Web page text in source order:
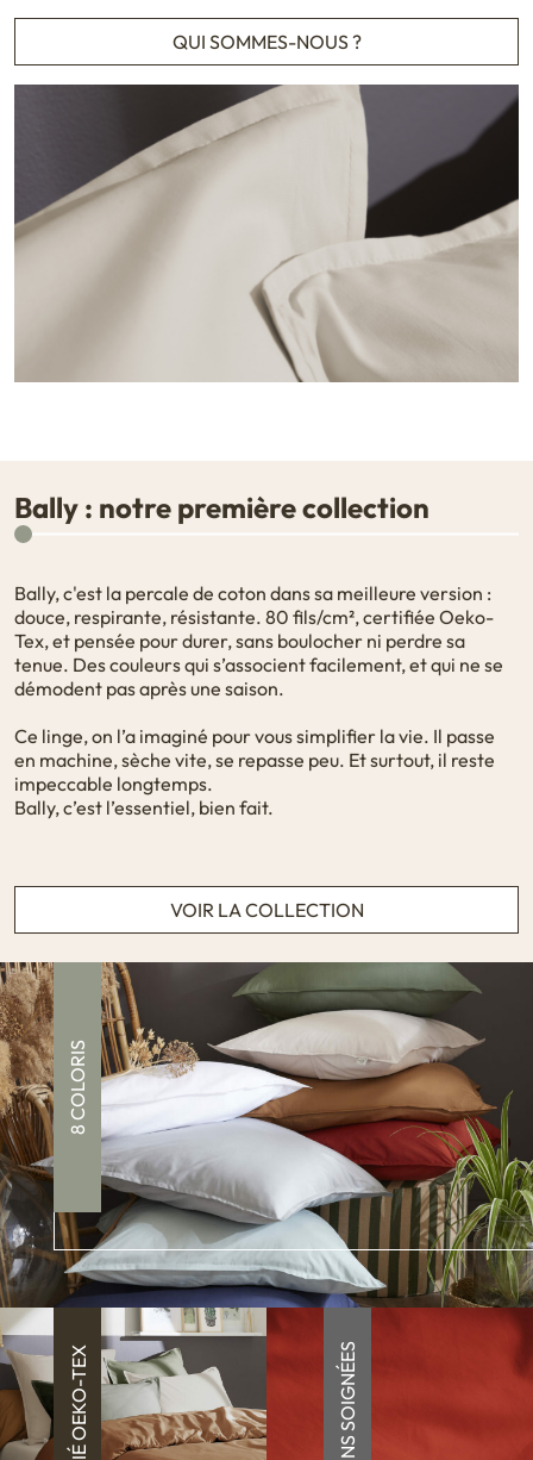
QUI SOMMES-NOUS ?
Bally : notre première collection
Bally, c'est la percale de coton dans sa meilleure version :
douce, respirante, résistante. 80 fils/cm², certifiée Oeko-
Tex, et pensée pour durer, sans boulocher ni perdre sa
tenue. Des couleurs qui s’associent facilement, et qui ne se
démodent pas après une saison.
Ce linge, on l’a imaginé pour vous simplifier la vie. Il passe
en machine, sèche vite, se repasse peu. Et surtout, il reste
impeccable longtemps.
Bally, c’est l’essentiel, bien fait.
VOIR LA COLLECTION
8 COLORIS